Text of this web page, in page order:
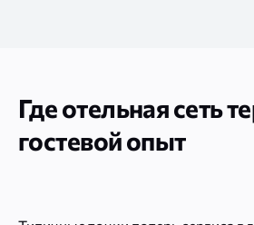
Где отельная сеть
гостевой опыт